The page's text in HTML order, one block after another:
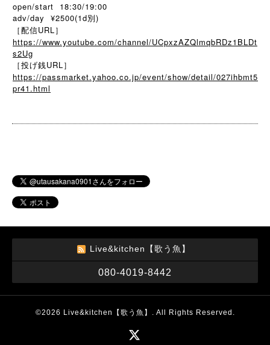
open/start 18:30/19:00
adv/day ¥2500(1d別)
［配信URL］
https://www.youtube.com/channel/UCpxzAZQlmqbRDz1BLDt
s2Ug
［投げ銭URL］
https://passmarket.yahoo.co.jp/event/show/detail/027ihbmt5
pr41.html
Live&kitchen【歌う魚】
080-4019-8442
©2026 Live&kitchen【歌う魚】 . All Rights Reserved.